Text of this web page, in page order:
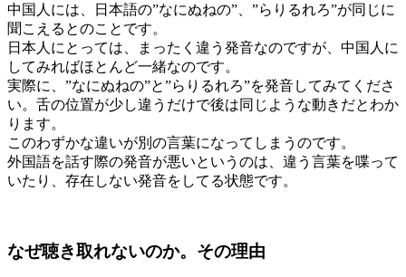
中国人には、日本語の”なにぬねの”、”らりるれろ”が同じに
聞こえるとのことです。
日本人にとっては、まったく違う発音なのですが、中国人に
してみればほとんど一緒なのです。
実際に、”なにぬねの”と”らりるれろ”を発音してみてくださ
い。舌の位置が少し違うだけで後は同じような動きだとわか
ります。
このわずかな違いが別の言葉になってしまうのです。
外国語を話す際の発音が悪いというのは、違う言葉を喋って
いたり、存在しない発音をしてる状態です。
なぜ聴き取れないのか。その理由